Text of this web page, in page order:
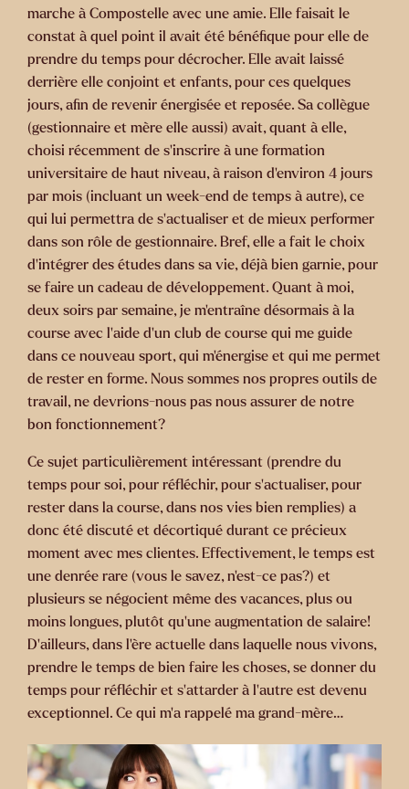
marche à Compostelle avec une amie. Elle faisait le
constat à quel point il avait été bénéfique pour elle de
prendre du temps pour décrocher. Elle avait laissé
derrière elle conjoint et enfants, pour ces quelques
jours, afin de revenir énergisée et reposée. Sa collègue
(gestionnaire et mère elle aussi) avait, quant à elle,
choisi récemment de s’inscrire à une formation
universitaire de haut niveau, à raison d’environ 4 jours
par mois (incluant un week-end de temps à autre), ce
qui lui permettra de s’actualiser et de mieux performer
dans son rôle de gestionnaire. Bref, elle a fait le choix
d’intégrer des études dans sa vie, déjà bien garnie, pour
se faire un cadeau de développement. Quant à moi,
deux soirs par semaine, je m’entraîne désormais à la
course avec l’aide d’un club de course qui me guide
dans ce nouveau sport, qui m’énergise et qui me permet
de rester en forme. Nous sommes nos propres outils de
travail, ne devrions-nous pas nous assurer de notre
bon fonctionnement?
Ce sujet particulièrement intéressant (prendre du
temps pour soi, pour réfléchir, pour s’actualiser, pour
rester dans la course, dans nos vies bien remplies) a
donc été discuté et décortiqué durant ce précieux
moment avec mes clientes. Effectivement, le temps est
une denrée rare (vous le savez, n’est-ce pas?) et
plusieurs se négocient même des vacances, plus ou
moins longues, plutôt qu’une augmentation de salaire!
D’ailleurs, dans l’ère actuelle dans laquelle nous vivons,
prendre le temps de bien faire les choses, se donner du
temps pour réfléchir et s’attarder à l’autre est devenu
exceptionnel. Ce qui m’a rappelé ma grand-mère…